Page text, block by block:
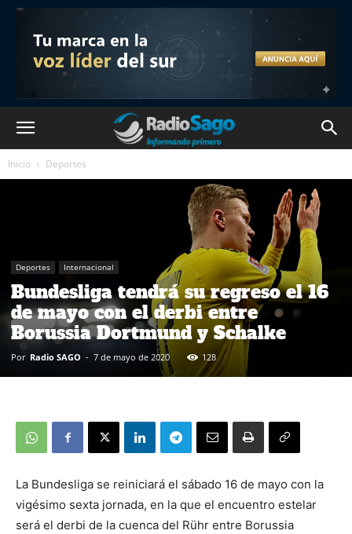
Inicio Deportes
Deportes Internacional
Bundesliga tendrá su regreso el 16
de mayo con el derbi entre
Borussia Dortmund y Schalke
Por Radio SAGO - 7 de mayo de 2020 128
La Bundesliga se reiniciará el sábado 16 de mayo con la
vigésimo sexta jornada, en la que el encuentro estelar
será el derbi de la cuenca del Rühr entre Borussia